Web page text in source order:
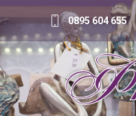
0895 604 655